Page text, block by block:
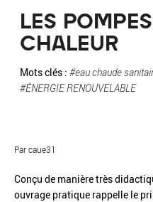
TYPE DE RESSOURCES
MATÉRIAUX
LES
CHALEUR
Mots clés : #eau chaude
#ÉNERGIE RENOUVELABLE
Par caue31
Conçu de manière très
ouvrage pratique rappelle le